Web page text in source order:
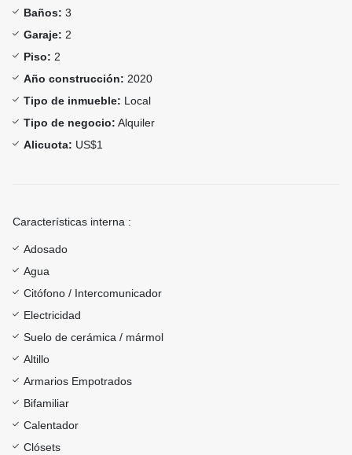
Baños: 3
Garaje: 2
Piso: 2
Año construcción: 2020
Tipo de inmueble: Local
Tipo de negocio: Alquiler
Alicuota: US$1
Características interna :
Adosado
Agua
Citófono / Intercomunicador
Electricidad
Suelo de cerámica / mármol
Altillo
Armarios Empotrados
Bifamiliar
Calentador
Clósets